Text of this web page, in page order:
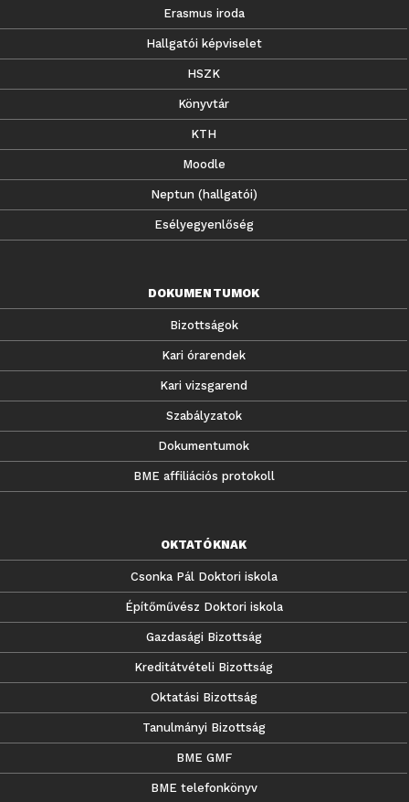
Erasmus iroda
Hallgatói képviselet
HSZK
Könyvtár
KTH
Moodle
Neptun (hallgatói)
Esélyegyenlőség
DOKUMENTUMOK
Bizottságok
Kari órarendek
Kari vizsgarend
Szabályzatok
Dokumentumok
BME affiliációs protokoll
OKTATÓKNAK
Csonka Pál Doktori iskola
Építőművész Doktori iskola
Gazdasági Bizottság
Kreditátvételi Bizottság
Oktatási Bizottság
Tanulmányi Bizottság
BME GMF
BME telefonkönyv